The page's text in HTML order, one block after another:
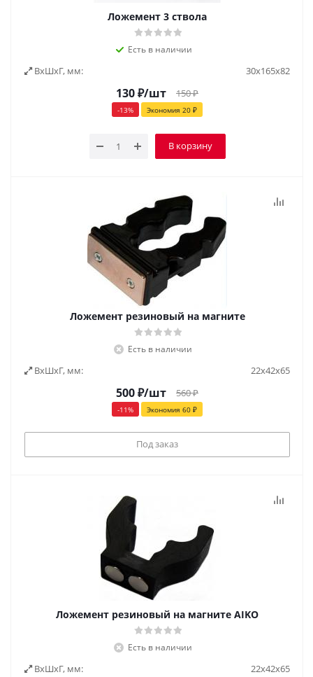
Ложемент 3 ствола
Есть в наличии
ВxШxГ, мм: 30х165х82
130₽/шт 150₽
-13% Экономия 20 ₽
В корзину
Ложемент резиновый на магните
Есть в наличии
ВxШxГ, мм: 22x42x65
500₽/шт 560₽
-11% Экономия 60 ₽
Под заказ
Ложемент резиновый на магните AIKO
Есть в наличии
ВxШxГ, мм: 22x42x65